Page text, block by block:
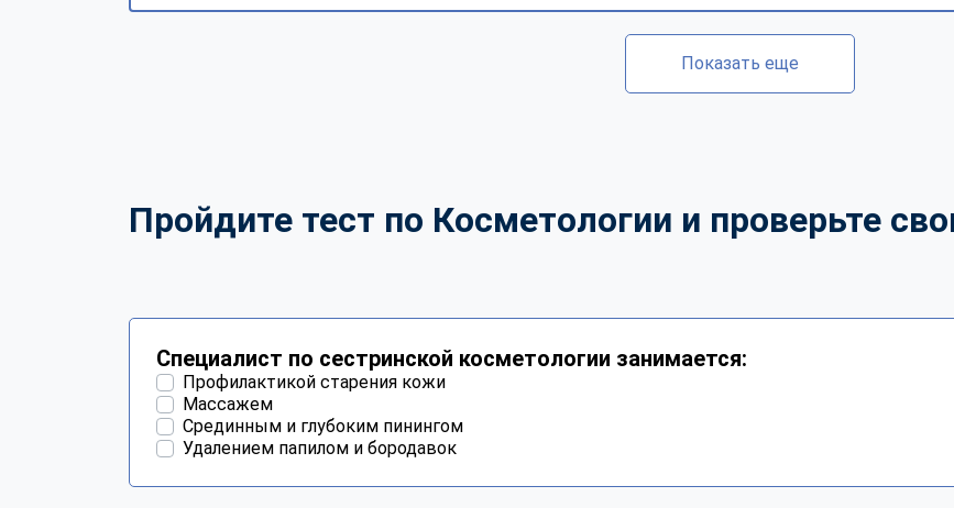
Показать еще
Пройдите тест по Косметологии и проверьте
Специалист по сестринской косметологии занимается:
Профилактикой старения кожи
Массажем
Срединным и глубоким пинингом
Удалением папилом и бородавок